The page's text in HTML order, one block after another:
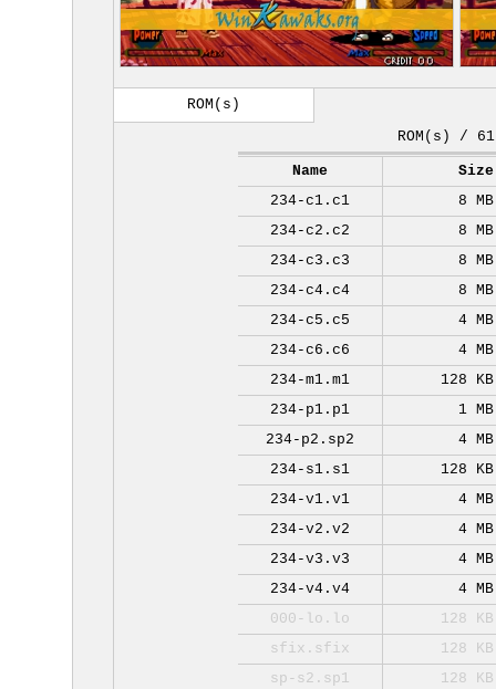
ROM(s)
ROM(s) / 61
Name
Size
234-c1.c1
8 MB
234-c2.c2
8 MB
234-c3.c3
8 MB
234-c4.c4
8 MB
234-c5.c5
4 MB
234-c6.c6
4 MB
234-m1.m1
128 KB
234-p1.p1
1 MB
234-p2.sp2
4 MB
234-s1.s1
128 KB
234-v1.v1
4 MB
234-v2.v2
4 MB
234-v3.v3
4 MB
234-v4.v4
4 MB
000-lo.lo
128 KB
sfix.sfix
128 KB
sp-s2.sp1
128 KB